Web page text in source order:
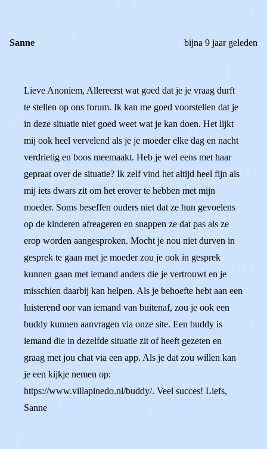
Sanne bijna 9 jaar geleden
Lieve Anoniem, Allereerst wat goed dat je je vraag durft
te stellen op ons forum. Ik kan me goed voorstellen dat je
in deze situatie niet goed weet wat je kan doen. Het lijkt
mij ook heel vervelend als je je moeder elke dag en nacht
verdrietig en boos meemaakt. Heb je wel eens met haar
gepraat over de situatie? Ik zelf vind het altijd heel fijn als
mij iets dwars zit om het erover te hebben met mijn
moeder. Soms beseffen ouders niet dat ze hun gevoelens
op de kinderen afreageren en snappen ze dat pas als ze
erop worden aangesproken. Mocht je nou niet durven in
gesprek te gaan met je moeder zou je ook in gesprek
kunnen gaan met iemand anders die je vertrouwt en je
misschien daarbij kan helpen. Als je behoefte hebt aan een
luisterend oor van iemand van buitenaf, zou je ook een
buddy kunnen aanvragen via onze site. Een buddy is
iemand die in dezelfde situatie zit of heeft gezeten en
graag met jou chat via een app. Als je dat zou willen kan
je een kijkje nemen op:
https://www.villapinedo.nl/buddy/. Veel succes! Liefs,
Sanne